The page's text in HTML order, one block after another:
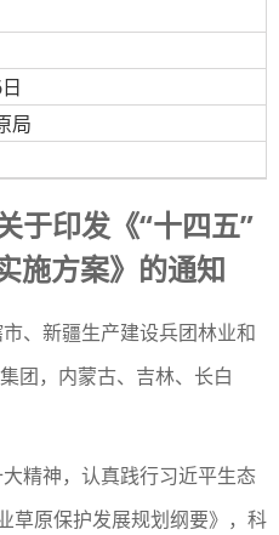
局
于印发《“十四五”
施方案》的通知
、新疆生产建设兵团林业和
团，内蒙古、吉林、长白
神，认真践行习近平生态
草原保护发展规划纲要》，科